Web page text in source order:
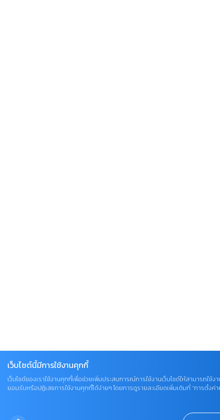
เว็บไซต์นี้มีการใช้งานคุกกี้
เว็บไซต์ของเราใช้งานคุกกี้เพื่อช่วยเพิ่มประสบการณ์การใช้งานเว็บไซต์ให้สามารถใ
ยอมรับหรือปฏิเสธการใช้งานคุกกี้ได้ง่ายๆ โดยการดูรายละเอียดเพิ่มเติมที่ “การตั้งค่